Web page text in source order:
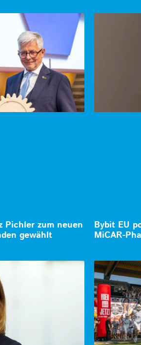
Pichler zum neuen
gewählt
Bybit EU
MiCAR-